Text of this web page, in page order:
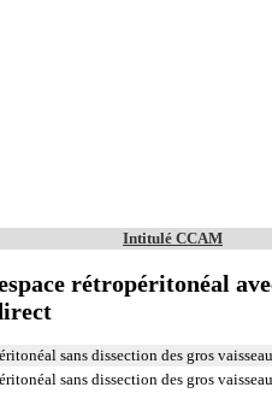
Intitulé CCAM
rétropéritonéal
sans dissection des gros
sans dissection des gros